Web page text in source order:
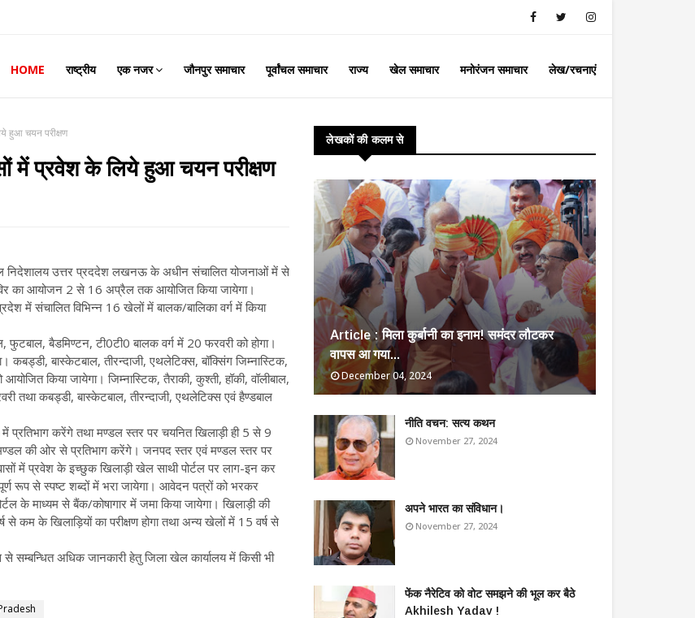
HOME राष्ट्रीय एक नजर जौनपुर समाचार पूर्वांचल समाचार राज्य खेल समाचार मनोरंजन समाचार लेख/रचनाएं
हुआ चयन परीक्षण
में प्रवेश के लिये हुआ चयन परीक्षण
निदेशालय उत्तर प्रददेश लखनऊ के अधीन संचालित योजनाओं में से
का आयोजन 2 से 16 अप्रैल तक आयोजित किया जायेगा।
में संचालित विभिन्न 16 खेलों में बालक/बालिका वर्ग में किया
फुटबाल, बैडमिण्टन, टी0टी0 बालक वर्ग में 20 फरवरी को होगा।
बास्केटबाल, तीरन्दाजी, एथलेटिक्स, बॉक्सिंग जिम्नास्टिक,
किया जायेगा। जिम्नास्टिक, तैराकी, कुश्ती, हॉकी, वॉलीबाल,
तथा कबड्डी, बास्केटबाल, तीरन्दाजी, एथलेटिक्स एवं हैण्डबाल
प्रतिभाग करेंगे तथा मण्डल स्तर पर चयनित खिलाड़ी ही 5 से 9
मण्डल की ओर से प्रतिभाग करेंगे। जनपद स्तर एवं मण्डल स्तर पर
में प्रवेश के इच्छुक खिलाड़ी खेल साथी पोर्टल पर लाग-इन कर
रूप से स्पष्ट शब्दों में भरा जायेगा। आवेदन पत्रों को भरकर
के माध्यम से बैंक/कोषागार में जमा किया जायेगा। खिलाड़ी की
कम के खिलाड़ियों का परीक्षण होगा तथा अन्य खेलों में 15 वर्ष से
सम्बन्धित अधिक जानकारी हेतु जिला खेल कार्यालय में किसी भी
लेखकों की कलम से
Article : मिला कुर्बानी का इनाम! समंदर लौटकर
वापस आ गया...
December 04, 2024
​नीति वचन: सत्य कथन
November 27, 2024
अपने भारत का संविधान।
November 27, 2024
फेंक नैरेटिव को वोट समझने की भूल कर बैठे
Akhilesh Yadav !